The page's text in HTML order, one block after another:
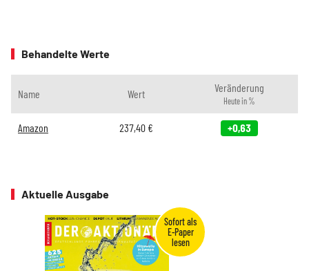
Behandelte Werte
Name Wert Veränderung
Heute in %
Amazon 237,40 € +0,63
Aktuelle Ausgabe